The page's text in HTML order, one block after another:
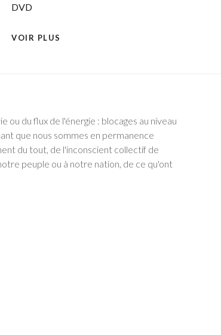
DVD
VOIR PLUS
ou du flux de l'énergie : blocages au niveau
que nous sommes en permanence
du tout, de l'inconscient collectif de
peuple ou à notre nation, de ce qu'ont